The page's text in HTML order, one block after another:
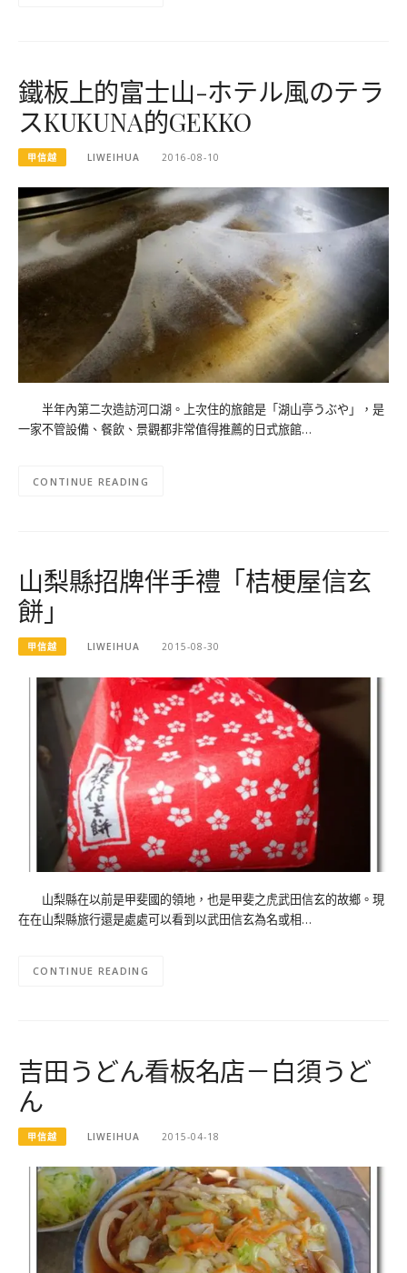
鐵板上的富士山-ホテル風のテラ
スKUKUNA的GEKKO
甲信越 LIWEIHUA 2016-08-10
半年內第二次造訪河口湖。上次住的旅館是「湖山亭うぶや」，是
一家不管設備、餐飲、景觀都非常值得推薦的日式旅館…
CONTINUE READING
山梨縣招牌伴手禮「桔梗屋信玄
餅」
甲信越 LIWEIHUA 2015-08-30
山梨縣在以前是甲斐國的領地，也是甲斐之虎武田信玄的故鄉。現
在在山梨縣旅行還是處處可以看到以武田信玄為名或相…
CONTINUE READING
吉田うどん看板名店－白須うど
ん
甲信越 LIWEIHUA 2015-04-18